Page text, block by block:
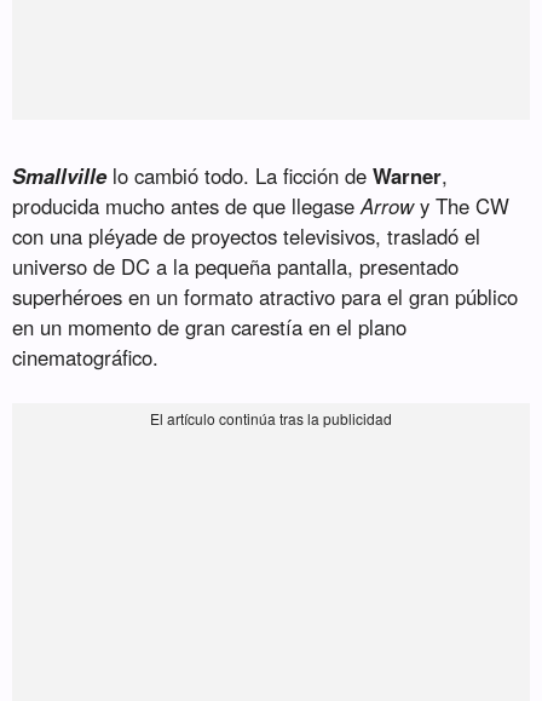
Smallvillelo cambió todo. La ficción deWarner,
producida mucho antes de que llegaseArrowy The CW
con una pléyade de proyectos televisivos, trasladó el
universo de DC a la pequeña pantalla, presentado
superhéroes en un formato atractivo para el gran público
en un momento de gran carestía en el plano
cinematográfico.